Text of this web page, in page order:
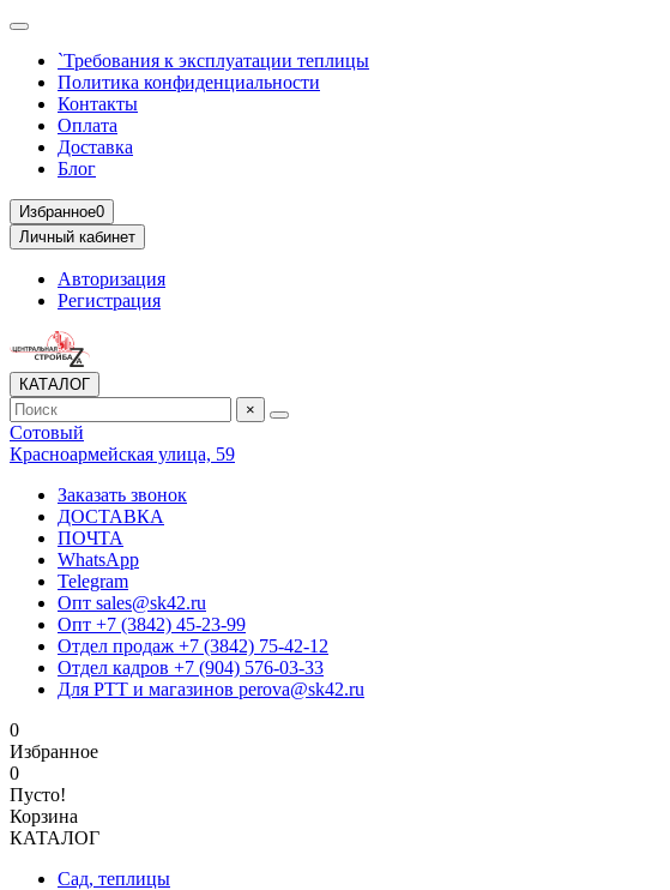
`Требования к эксплуатации теплицы
Политика конфиденциальности
Контакты
Оплата
Доставка
Блог
Избранное0
Личный кабинет
Авторизация
Регистрация
КАТАЛОГ
×
Сотовый
Красноармейская улица, 59
Заказать звонок
ДОСТАВКА
ПОЧТА
WhatsApp
Telegram
Опт sales@sk42.ru
Опт +7 (3842) 45-23-99
Отдел продаж +7 (3842) 75-42-12
Отдел кадров +7 (904) 576-03-33
Для РТТ и магазинов perova@sk42.ru
0
Избранное
0
Пусто!
Корзина
КАТАЛОГ
Сад, теплицы